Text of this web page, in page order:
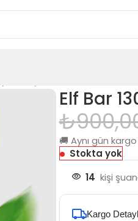
Elf Bar
₺
🚚 Aynı gün
Stokta yok
14 kişi
Kargo